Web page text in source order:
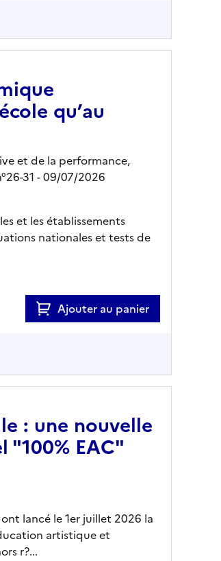
qu’au
et de la performance,
31 - 09/07/2026
et les établissements
nationales et tests de
Ajouter au panier
: une nouvelle
"100% EAC"
lancé le 1er juillet 2026 la
artistique et
r?...